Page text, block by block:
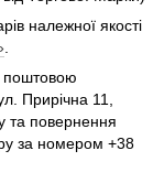
належної якості
поштовою
Прирічна 11,
та повернення
за номером +38